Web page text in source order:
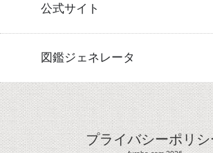
公式サイト
図鑑ジェネレータ
プライバシーポリシ